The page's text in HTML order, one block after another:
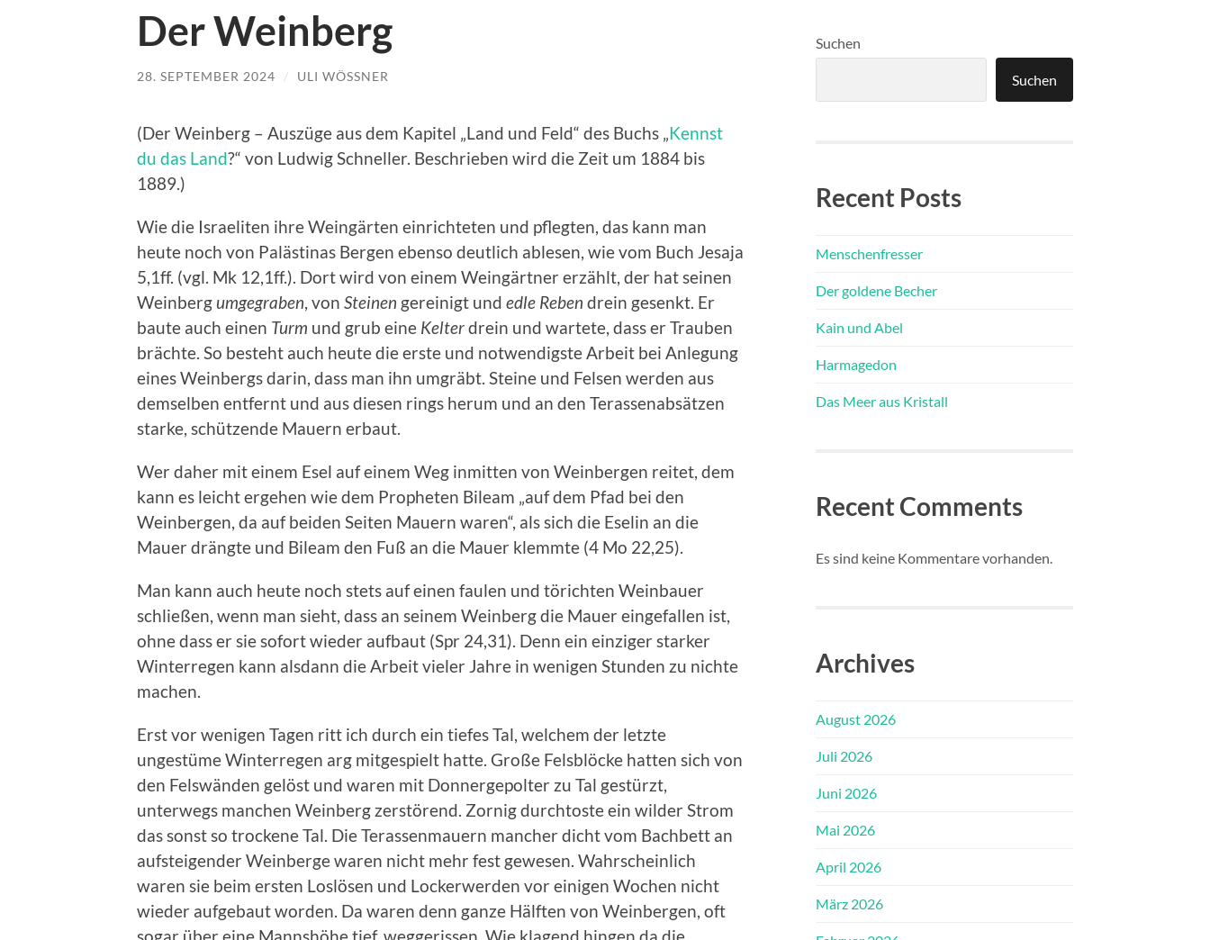
Der Weinberg
28. SEPTEMBER 2024 / ULI WÖSSNER
(Der Weinberg – Auszüge aus dem Kapitel „Land und Feld“ des Buchs „ Kennst
du das Land?“ von Ludwig Schneller. Beschrieben wird die Zeit um 1884 bis
1889.)
Wie die Israeliten ihre Weingärten einrichteten und pflegten, das kann man
heute noch von Palästinas Bergen ebenso deutlich ablesen, wie vom Buch Jesaja
5,1ff. (vgl. Mk 12,1ff.). Dort wird von einem Weingärtner erzählt, der hat seinen
Weinberg umgegraben , von Steinen gereinigt und edle Reben drein gesenkt. Er
baute auch einen Turm und grub eine Kelterdrein und wartete, dass er Trauben
brächte. So besteht auch heute die erste und notwendigste Arbeit bei Anlegung
eines Weinbergs darin, dass man ihn umgräbt. Steine und Felsen werden aus
demselben entfernt und aus diesen rings herum und an den Terassenabsätzen
starke, schützende Mauern erbaut.
Wer daher mit einem Esel auf einem Weg inmitten von Weinbergen reitet, dem
kann es leicht ergehen wie dem Propheten Bileam „auf dem Pfad bei den
Weinbergen, da auf beiden Seiten Mauern waren“, als sich die Eselin an die
Mauer drängte und Bileam den Fuß an die Mauer klemmte (4 Mo 22,25).
Man kann auch heute noch stets auf einen faulen und törichten Weinbauer
schließen, wenn man sieht, dass an seinem Weinberg die Mauer eingefallen ist,
ohne dass er sie sofort wieder aufbaut (Spr 24,31). Denn ein einziger starker
Winterregen kann alsdann die Arbeit vieler Jahre in wenigen Stunden zu nichte
machen.
Erst vor wenigen Tagen ritt ich durch ein tiefes Tal, welchem der letzte
ungestüme Winterregen arg mitgespielt hatte. Große Felsblöcke hatten sich von
den Felswänden gelöst und waren mit Donnergepolter zu Tal gestürzt,
unterwegs manchen Weinberg zerstörend. Zornig durchtoste ein wilder Strom
das sonst so trockene Tal. Die Terassenmauern mancher dicht vom Bachbett an
aufsteigender Weinberge waren nicht mehr fest gewesen. Wahrscheinlich
waren sie beim ersten Loslösen und Lockerwerden vor einigen Wochen nicht
wieder aufgebaut worden. Da waren denn ganze Hälften von Weinbergen, oft
sogar über eine Mannshöhe tief, weggerissen. Wie klagend hingen da die
Suchen
Suchen
Recent Posts
Menschenfresser
Der goldene Becher
Kain und Abel
Harmagedon
Das Meer aus Kristall
Recent Comments
Es sind keine Kommentare vorhanden.
Archives
August 2026
Juli 2026
Juni 2026
Mai 2026
April 2026
März 2026